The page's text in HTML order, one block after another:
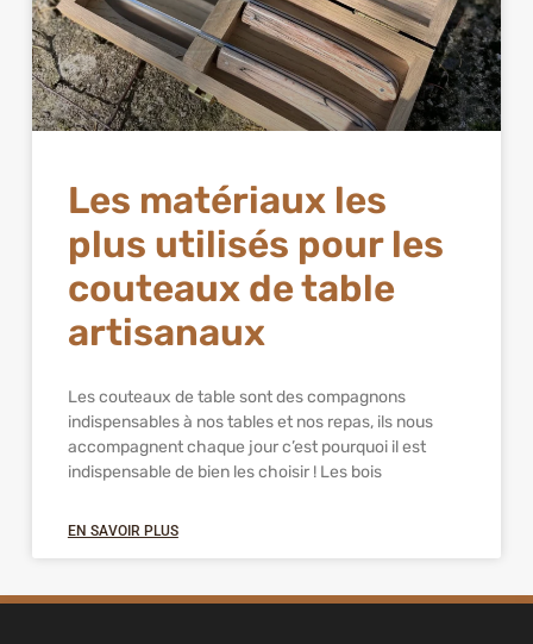
Les matériaux les
plus utilisés pour les
couteaux de table
artisanaux
Les couteaux de table sont des compagnons
indispensables à nos tables et nos repas, ils nous
accompagnent chaque jour c’est pourquoi il est
indispensable de bien les choisir ! Les bois
EN SAVOIR PLUS